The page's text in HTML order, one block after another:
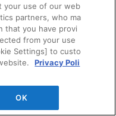
収納
your use of our web
partners, who ma
that you have provi
from your use
Settings] to custo
Privacy Poli
OK